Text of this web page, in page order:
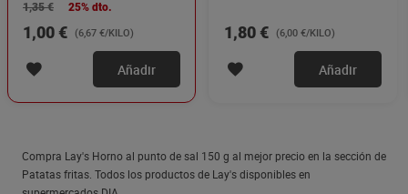
1,35 €
25% dto.
1,00 € (6,67 €/KILO)
Añadir
1,80 € (6,00 €/KILO)
Añadir
Compra Lay's Horno al punto de sal 150 g al mejor precio en la sección de
Patatas fritas. Todos los productos de Lay's disponibles en